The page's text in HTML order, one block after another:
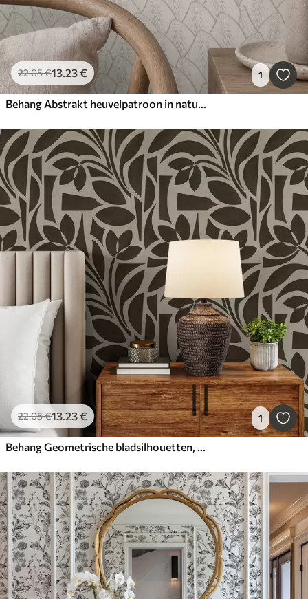
22.05€13.23€ 1
Behang Abstrakt heuvelpatroon in natuurlijke tinten
22.05€13.23€ 1
Behang Geometrische bladsilhouetten, donkerbruin op beige